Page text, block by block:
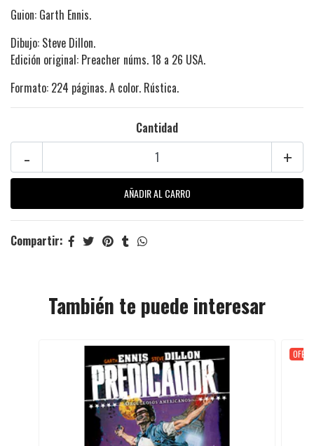
Guion: Garth Ennis.
Dibujo: Steve Dillon.
Edición original: Preacher núms. 18 a 26 USA.
Formato: 224 páginas. A color. Rústica.
Cantidad
+
-
Compartir:
También te puede interesar